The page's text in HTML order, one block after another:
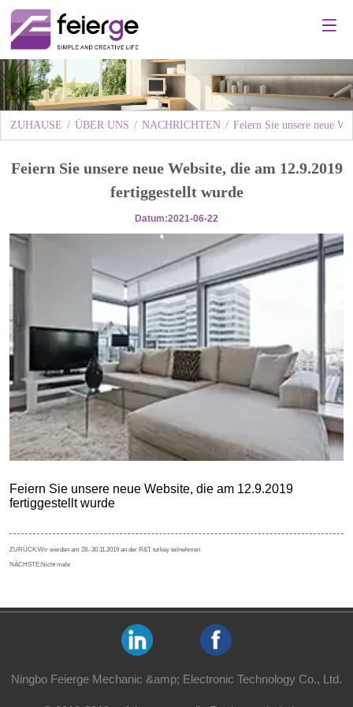
ZUHAUSE / ÜBER UNS / NACHRICHTEN / Feiern Sie unsere neue
Feiern Sie unsere neue Website, die am 12.9.2019
fertiggestellt wurde
Datum:2021-06-22
ZURÜCK:Wir werden am 28.-30.11.2019 an der R&T turkey teilnehmen
NÄCHSTE:Nicht mehr
Ningbo Feierge Mechanic &amp; Electronic Technology Co., Ltd.